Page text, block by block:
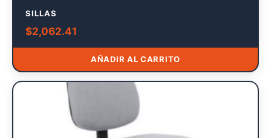
SILLAS
$2,062.41
AÑADIR AL CARRITO